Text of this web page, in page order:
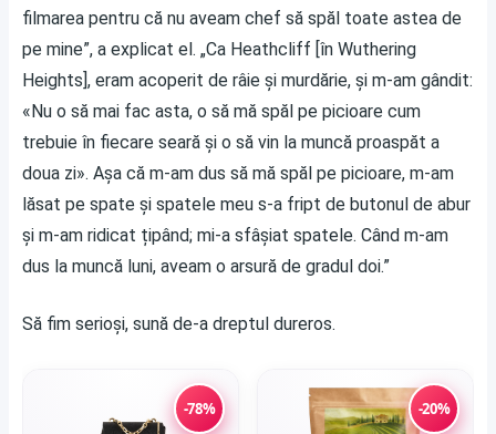
filmarea pentru că nu aveam chef să spăl toate astea de
pe mine”, a explicat el. „Ca Heathcliff [în Wuthering
Heights], eram acoperit de râie și murdărie, și m-am gândit:
«Nu o să mai fac asta, o să mă spăl pe picioare cum
trebuie în fiecare seară și o să vin la muncă proaspăt a
doua zi». Așa că m-am dus să mă spăl pe picioare, m-am
lăsat pe spate și spatele meu s-a fript de butonul de abur
și m-am ridicat țipând; mi-a sfâșiat spatele. Când m-am
dus la muncă luni, aveam o arsură de gradul doi.”
Să fim serioși, sună de-a dreptul dureros.
-78% -20%